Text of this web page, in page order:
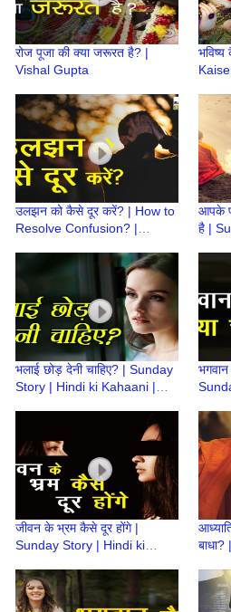
रोज पूजा की क्या जरूरत है? |
Vishal Gupta
उलझन को कैसे दूर करें? | How to
Resolve Confusion? |
आपके
है |
भलाई छोड़ देनी चाहिए? | Sunday
Story | Hindi ki Kahaani |
जीवन के भ्रम कैसे दूर होंगे |
Sunday Story | Hindi ki
Vishal Gupta